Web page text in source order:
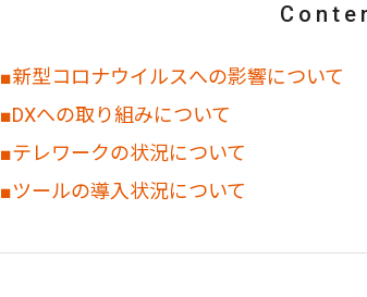
■新型コロナウイルスへの影響について
■DXへの取り組みについて
■テレワークの状況について
■ツールの導入状況について